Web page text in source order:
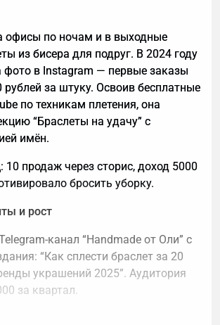
офисы по ночам и в выходные
из бисера для подруг. В 2024 году
в Instagram — первые заказы
за штуку. Освоив бесплатные
по техникам плетения, она
“Браслеты на удачу” с
имён.
продаж через сторис, доход 5000
бросить уборку.
и рост
канал “Handmade от Оли” с
“Как сплести браслет за 20
украшений 2025”. Аудитория
за квартал.